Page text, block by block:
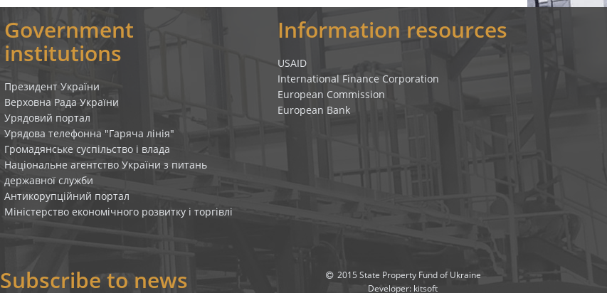
Government
institutions
Президент України
Верховна Рада України
Урядовий портал
Урядова телефонна "Гаряча лінія"
Громадянське суспільство і влада
Національне агентство України з питань
державної служби
Антикорупційний портал
Міністерство економічного розвитку і торгівлі
Information resources
USAID
International Finance Corporation
European Commission
European Bank
Subscribe to news
2015 State Property Fund of Ukraine
Developer: kitsoft